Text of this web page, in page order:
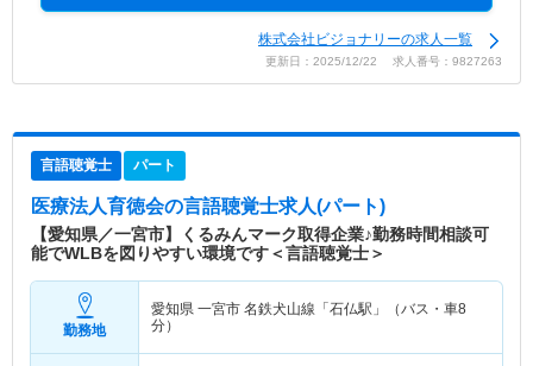
株式会社ビジョナリーの求人一覧
更新日：2025/12/22 求人番号：9827263
言語聴覚士 パート
医療法人育徳会の言語聴覚士求人(パート)
【愛知県／一宮市】くるみんマーク取得企業♪勤務時間相談可
能でWLBを図りやすい環境です＜言語聴覚士＞
勤務地
愛知県 一宮市 名鉄犬山線「石仏駅」（バス・車8
分）